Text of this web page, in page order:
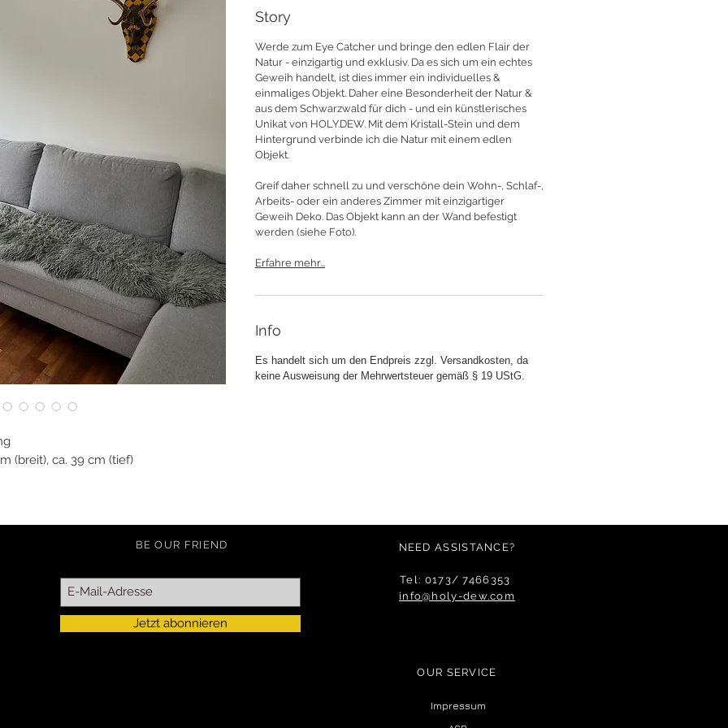
(breit), ca. 39 cm (tief)
Story
Werde zum Eye Catcher und bringe den edlen Flair der
Natur - einzigartig und exklusiv. Da es sich um ein echtes
Geweih handelt, ist dies immer ein individuelles &
einmaliges Objekt. Daher eine Besonderheit der Natur &
aus dem Schwarzwald für dich - und ein künstlerisches
Unikat von HOLY.DEW. Mit dem Kristall-Stein und dem
Hintergrund verbinde ich die Natur mit einem edlen
Objekt.
Greif daher schnell zu und verschöne dein Wohn-, Schlaf-,
Arbeits- oder ein anderes Zimmer mit einzigartiger
Geweih Deko. Das Objekt kann an der Wand befestigt
werden (siehe Foto).
Erfahre mehr...
Info
Es handelt sich um den Endpreis zzgl. Versandkosten, da
keine Ausweisung der Mehrwertsteuer gemäß § 19 UStG.
BE OUR FRIEND
Jetzt abonnieren
NEED ASSISTANCE?
Tel: 0173/ 7466353
info@holy-dew.com
OUR SERVICE
Impressum